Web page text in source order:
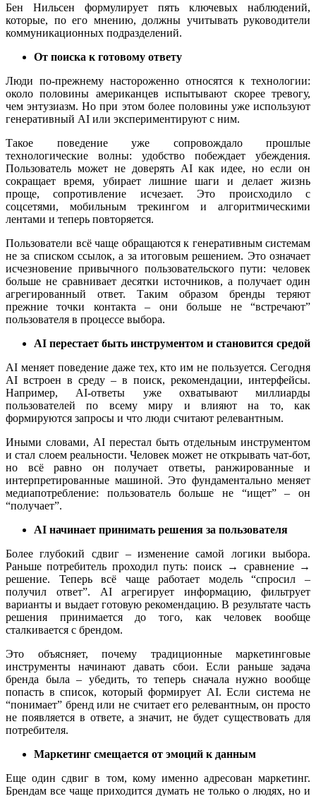
Бен Нильсен формулирует пять ключевых наблюдений,
которые, по его мнению, должны учитывать руководители
коммуникационных подразделений.
От поиска к готовому ответу
Люди по-прежнему настороженно относятся к технологии:
около половины американцев испытывают скорее тревогу,
чем энтузиазм. Но при этом более половины уже используют
генеративный AI или экспериментируют с ним.
Такое поведение уже сопровождало прошлые
технологические волны: удобство побеждает убеждения.
Пользователь может не доверять AI как идее, но если он
сокращает время, убирает лишние шаги и делает жизнь
проще, сопротивление исчезает. Это происходило с
соцсетями, мобильным трекингом и алгоритмическими
лентами и теперь повторяется.
Пользователи всё чаще обращаются к генеративным системам
не за списком ссылок, а за итоговым решением. Это означает
исчезновение привычного пользовательского пути: человек
больше не сравнивает десятки источников, а получает один
агрегированный ответ. Таким образом бренды теряют
прежние точки контакта – они больше не “встречают”
пользователя в процессе выбора.
AI перестает быть инструментом и становится средой
AI меняет поведение даже тех, кто им не пользуется. Сегодня
AI встроен в среду – в поиск, рекомендации, интерфейсы.
Например, AI-ответы уже охватывают миллиарды
пользователей по всему миру и влияют на то, как
формируются запросы и что люди считают релевантным.
Иными словами, AI перестал быть отдельным инструментом
и стал слоем реальности. Человек может не открывать чат-бот,
но всё равно он получает ответы, ранжированные и
интерпретированные машиной. Это фундаментально меняет
медиапотребление: пользователь больше не “ищет” – он
“получает”.
AI начинает принимать решения за пользователя
Более глубокий сдвиг – изменение самой логики выбора.
Раньше потребитель проходил путь: поиск → сравнение →
решение. Теперь всё чаще работает модель “спросил –
получил ответ”. AI агрегирует информацию, фильтрует
варианты и выдает готовую рекомендацию. В результате часть
решения принимается до того, как человек вообще
сталкивается с брендом.
Это объясняет, почему традиционные маркетинговые
инструменты начинают давать сбои. Если раньше задача
бренда была – убедить, то теперь сначала нужно вообще
попасть в список, который формирует AI. Если система не
“понимает” бренд или не считает его релевантным, он просто
не появляется в ответе, а значит, не будет существовать для
потребителя.
Маркетинг смещается от эмоций к данным
Еще один сдвиг в том, кому именно адресован маркетинг.
Брендам все чаще приходится думать не только о людях, но и